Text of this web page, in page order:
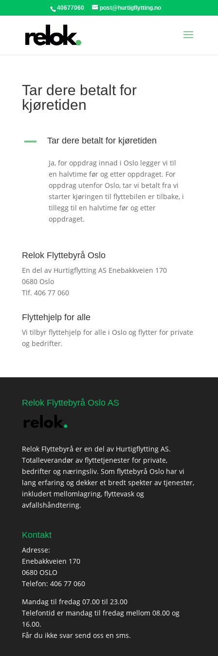
40677060 post@hurtigflytting.no
Tar dere betalt for
kjøretiden
A Tar dere betalt for kjøretiden
Ja, for oppdrag innad i Oslo legger vi til
en halvtime før og etter oppdraget. For
oppdrag utenfor Oslo, tar vi betalt fra vi
starter kjøringen til flyttebilen er tilbake, i
tillegg til en halvtime før og etter
oppdraget.
Relok Flyttebyrå Oslo
En del av Hurtigflytting AS Enebakkveien 170
0680 Oslo
Tlf. 406 77 060
Flyttehjelp for alle
Vi tilbyr flyttehjelp for alle i Oslo og flytter for private
og bedrifter.
Relok Flyttebyrå Oslo AS
Relok Flyttebyrå er en del av Hurtigflytting AS.
Totalleverandør av flyttetjenester for private,
bedrifter og næringsliv. Som flyttebyrå Oslo har vi
lang erfaring og dekker et bredt spekter av tjenester,
inkludert mellomlagring, flyttevask og
avfallshåndtering.
Kontakt
Adresse:
Enebakkveien 170
0680 OSLO
Telefon: 406 77 060
Mandag til fredag 07.00 til 23.00
Telefontid er mandag til fredag mellom 08.00 og
16.00.
Får du ikke svar send oss en sms.